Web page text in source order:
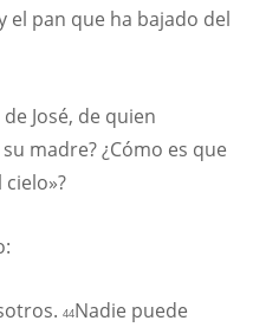
el pan que ha bajado del
José, de quien
madre? ¿Cómo es que
44Nadie puede